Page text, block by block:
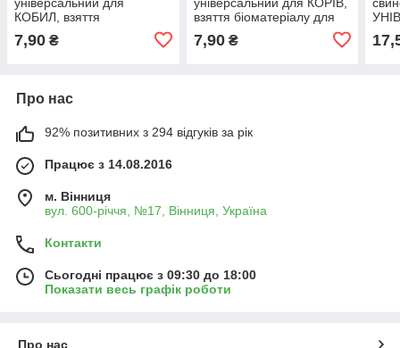
КОБИЛ, взяття
проведення аналізів
7,90 ₴
взяття біоматеріалу для
7,90₴
Про нас
92% позитивних з 294 відгуків за рік
Працює з 14.08.2016
м. Вінниця
вул. 600-річчя, №17, Вінниця, Україна
Контакти
Сьогодні працює з 09:30 до 18:00
Показати весь графік роботи
Про нас